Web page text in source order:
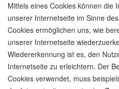
Mittels eines Cookies können die
unserer Internetseite im Sinne
Cookies ermöglichen uns, wie
unserer Internetseite
Wiedererkennung ist es, den
Internetseite zu erleichtern. Der
Cookies verwendet, muss